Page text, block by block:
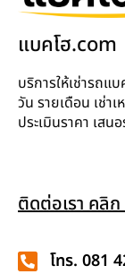
แบคโฮ.com
บริการให้เช่ารถแ
วัน รายเดือน เช่า
ประเมินราคา เสน
ติดต่อเรา คลิ
โทร. 081